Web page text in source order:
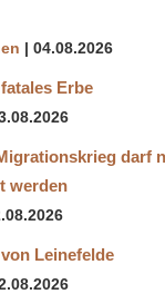
04.08.2026
Erbe
darf
werden
Leinefelde